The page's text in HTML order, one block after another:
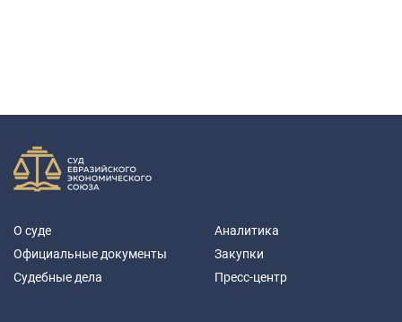
О суде
Официальные документы
Судебные дела
Аналитика
Закупки
Пресс-центр